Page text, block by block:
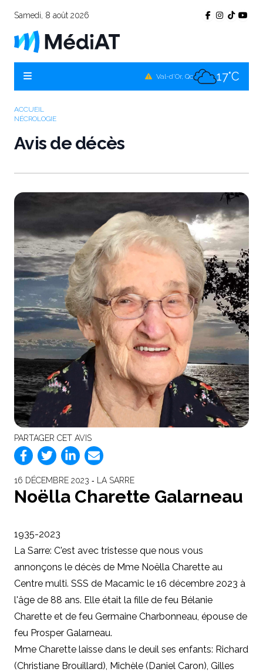
Samedi, 8 août 2026
Val-d'Or, Qc 17°C
ACCUEIL
NÉCROLOGIE
Avis de décès
PARTAGER CET AVIS
16 DÉCEMBRE 2023 ‐ LA SARRE
Noëlla Charette Galarneau
1935-2023
La Sarre: C'est avec tristesse que nous vous
annonçons le décès de Mme Noëlla Charette au
Centre multi. SSS de Macamic le 16 décembre 2023 à
l'âge de 88 ans. Elle était la fille de feu Bélanie
Charette et de feu Germaine Charbonneau, épouse de
feu Prosper Galarneau.
Mme Charette laisse dans le deuil ses enfants: Richard
(Christiane Brouillard), Michèle (Daniel Caron), Gilles